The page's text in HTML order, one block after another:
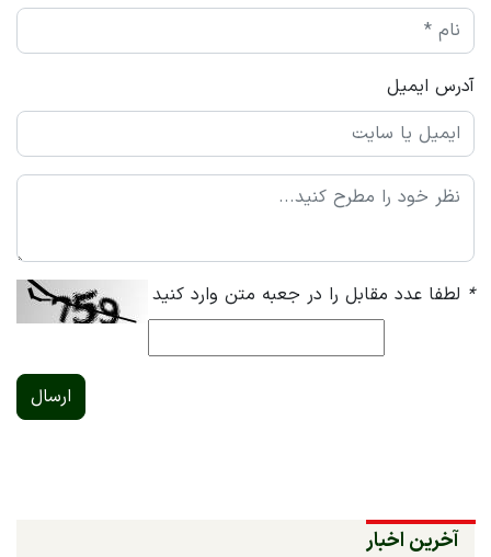
آدرس ایمیل
* لطفا عدد مقابل را در جعبه متن وارد کنید
ارسال
آخرین اخبار